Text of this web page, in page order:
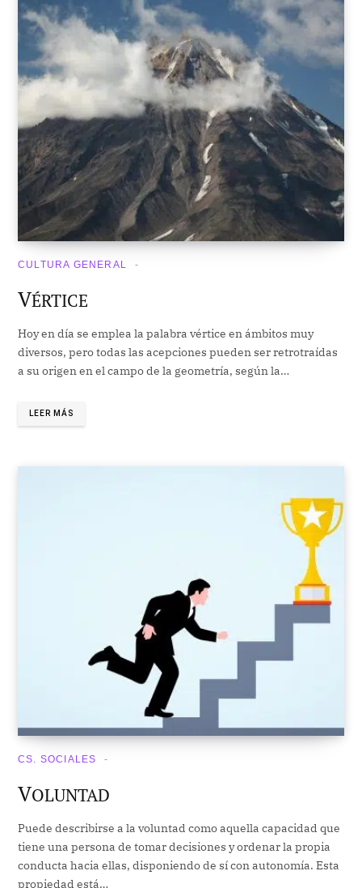
CULTURA GENERAL
VÉRTICE
Hoy en día se emplea la palabra vértice en ámbitos muy
diversos, pero todas las acepciones pueden ser retrotraídas
a su origen en el campo de la geometría, según la…
LEER MÁS
CS. SOCIALES
VOLUNTAD
Puede describirse a la voluntad como aquella capacidad que
tiene una persona de tomar decisiones y ordenar la propia
conducta hacia ellas, disponiendo de sí con autonomía. Esta
propiedad está…